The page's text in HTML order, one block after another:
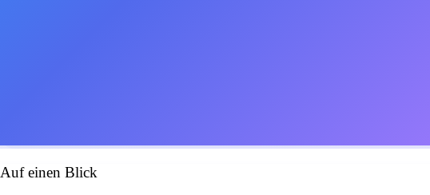
Auf einen Blick